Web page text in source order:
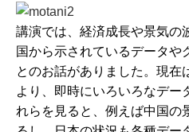
講演では、経済成長や景気の
国から示されているデータや
とのお話がありました。現在
より、即時にいろいろなデー
れらを見ると、例えば中国の